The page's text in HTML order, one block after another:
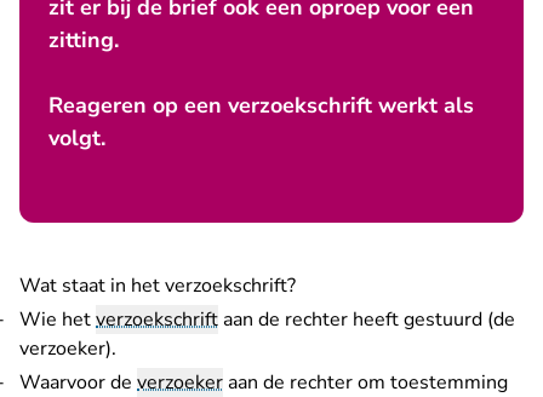
zit er bij de brief ook een oproep voor een
zitting.
Reageren op een verzoekschrift werkt als
volgt.
Wat staat in het verzoekschrift?
Wie hetverzoekschriftaan de rechter heeft gestuurd (de
verzoeker).
Waarvoor de verzoekeraan de rechter om toestemming